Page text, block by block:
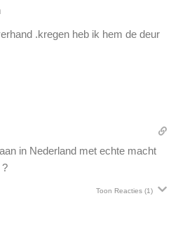
.kregen heb ik hem de deur
in Nederland met echte macht
?
Toon Reacties (1)